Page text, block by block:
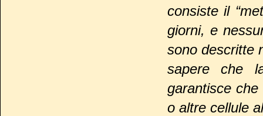
consiste il
giorni, e
sono descritte
sapere che
garantisce
o altre cellule